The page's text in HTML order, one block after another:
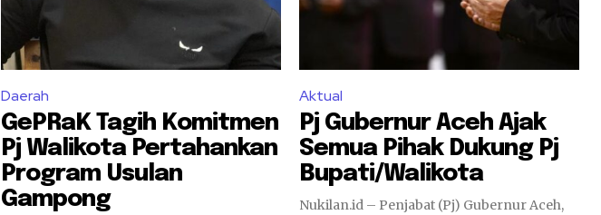
Daerah
GePRaK Tagih Komitmen
Pj Walikota Pertahankan
Program Usulan
Gampong
Aktual
Pj Gubernur Aceh Ajak
Semua Pihak Dukung Pj
Bupati/Walikota
Nukilan.id – Penjabat (Pj) Gubernur Aceh,